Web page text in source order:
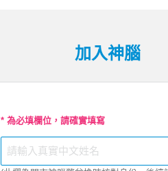
加入神腦
* 為必填欄位，請確實填寫